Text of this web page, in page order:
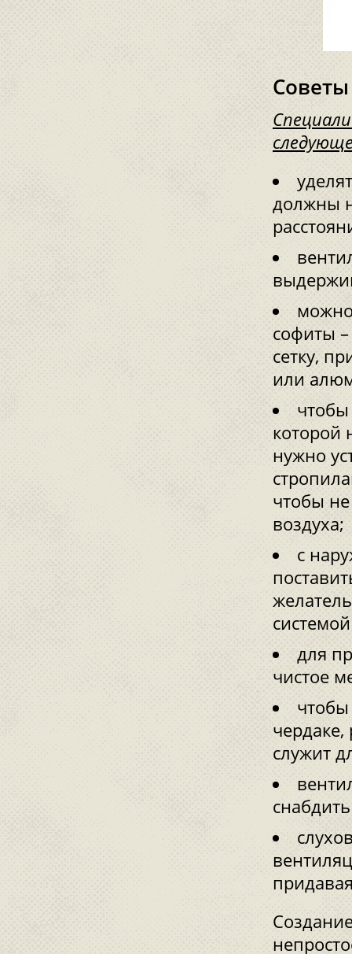
должны
софиты
сетку,
или
которой
нужно
чтобы
воздуха;
с
для
чистое
чердаке,
служит